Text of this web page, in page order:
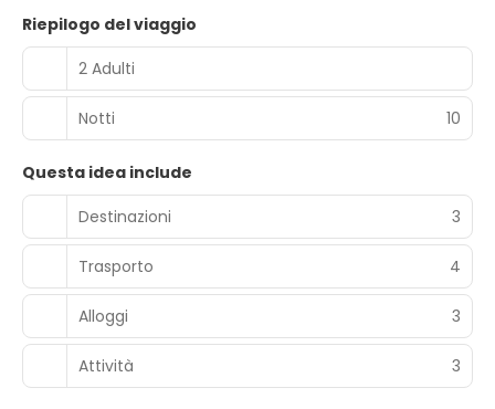
Riepilogo del viaggio
2 Adulti
Notti 10
Questa idea include
Destinazioni
3
Trasporto 4
Alloggi 3
Attività 3